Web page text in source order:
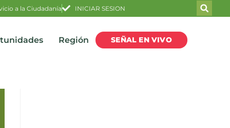
a la Ciudadanía INICIAR SESION
Región SEÑAL EN VIVO